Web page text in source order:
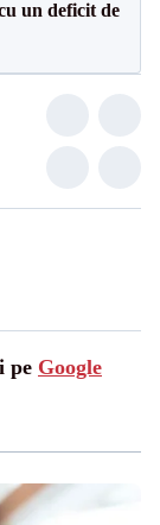
un deficit de
pe Google